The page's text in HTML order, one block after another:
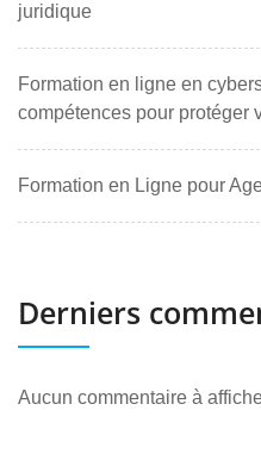
juridique
Formation en ligne en
compétences pour protéger
Formation en Ligne pour
Derniers
Aucun commentaire à